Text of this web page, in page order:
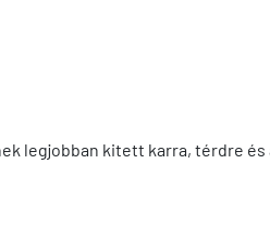
legjobban kitett karra, térdre és